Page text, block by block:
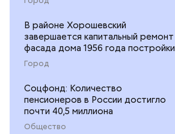
В районе Хорошевский
завершается капитальный ремонт
фасада дома 1956 года постройки
Город
Соцфонд: Количество
пенсионеров в России достигло
почти 40,5 миллиона
Общество